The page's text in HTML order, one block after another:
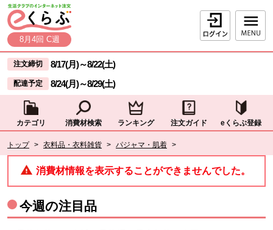
ページの先頭です。
本文へジャンプする。
8月4回 C週
ログイン
ここからサイト内共通メニューです。
サイト内共通メニューをスキップする
注文締切 8/17(月)～8/22(土)
配達予定 8/24(月)～8/29(土)
カテゴリ 消費材検索 ランキング 注文ガイド eくらぶ登録
トップ > 衣料品・衣料雑貨 > パジャマ・肌着 >
現在位置ここまで
消費材情報を表示することができませんでした。
今週の注目品